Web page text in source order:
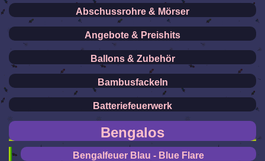
Abschussrohre & Mörser
Angebote & Preishits
Ballons & Zubehör
Bambusfackeln
Batteriefeuerwerk
Bengalos
Bengalfeuer Blau - Blue Flare